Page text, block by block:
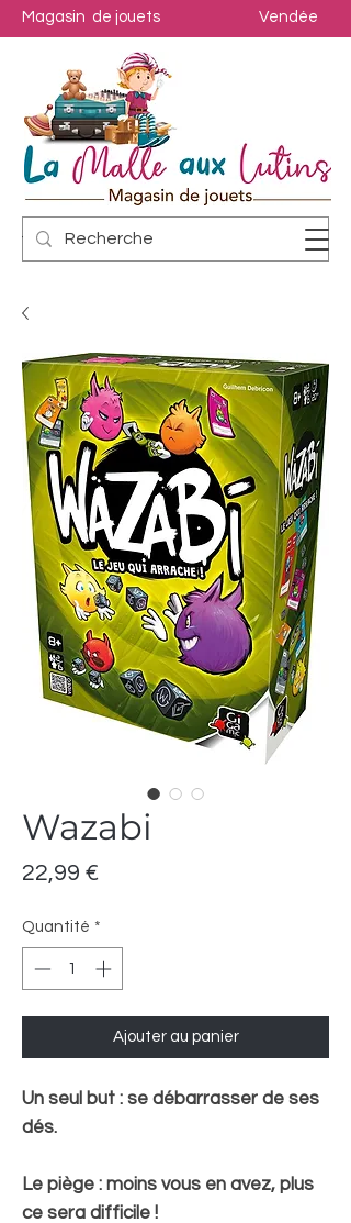
Magasin de jouets Vendée
Wazabi
22,99 €
Quantité *
Ajouter au panier
Un seul but : se débarrasser de ses
dés.
Le piège : moins vous en avez, plus
ce sera difficile !